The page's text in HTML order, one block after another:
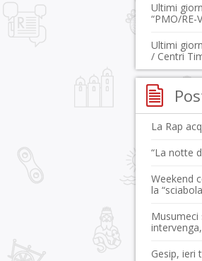
Ultimi
“PMO/RE-
Ultimi
/ Centri
La Rap
“La notte
Weekend
la
Musumeci
Gesip, ieri